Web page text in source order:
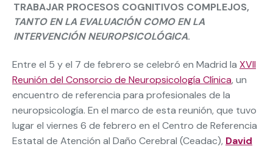
TRABAJAR PROCESOS COGNITIVOS COMPLEJOS,
TANTO EN LA EVALUACIÓN COMO EN LA
INTERVENCIÓN NEUROPSICOLÓGICA.
Entre el 5 y el 7 de febrero se celebró en Madrid la XVII
Reunión del Consorcio de Neuropsicología Clínica, un
encuentro de referencia para profesionales de la
neuropsicología. En el marco de esta reunión, que tuvo
lugar el viernes 6 de febrero en el Centro de Referencia
Estatal de Atención al Daño Cerebral (Ceadac), David